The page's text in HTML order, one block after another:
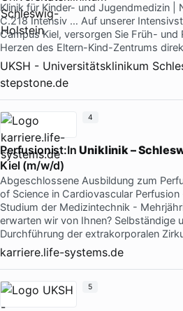
Klinik für Kinder- und Jugendmedizin |
C.218 Intensiv … Auf unserer
Campus Kiel, versorgen Sie Früh- und
Herzen des Eltern-Kind-Zentrums
UKSH - Universitätsklinikum
stepstone.de
Perfusionist:InUniklinik –
Kiel (m/w/d)
Abgeschlossene Ausbildung zum
of Science in Cardiovascular
Studium der Medizintechnik -
erwarten wir von Ihnen? Selbständige
Durchführung der extrakorporalen
karriere.life-systems.de
4
5